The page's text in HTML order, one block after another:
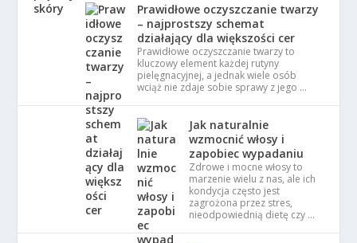
Prawidłowe oczyszczanie twarzy
– najprostszy schemat
działający dla większości cer
Prawidłowe oczyszczanie twarzy to
kluczowy element każdej rutyny
pielęgnacyjnej, a jednak wiele osób
wciąż nie zdaje sobie sprawy z jego …
Jak naturalnie
wzmocnić włosy i
zapobiec wypadaniu
Zdrowe i mocne włosy to
marzenie wielu z nas, ale ich
kondycja często jest
zagrożona przez stres,
nieodpowiednią dietę czy …